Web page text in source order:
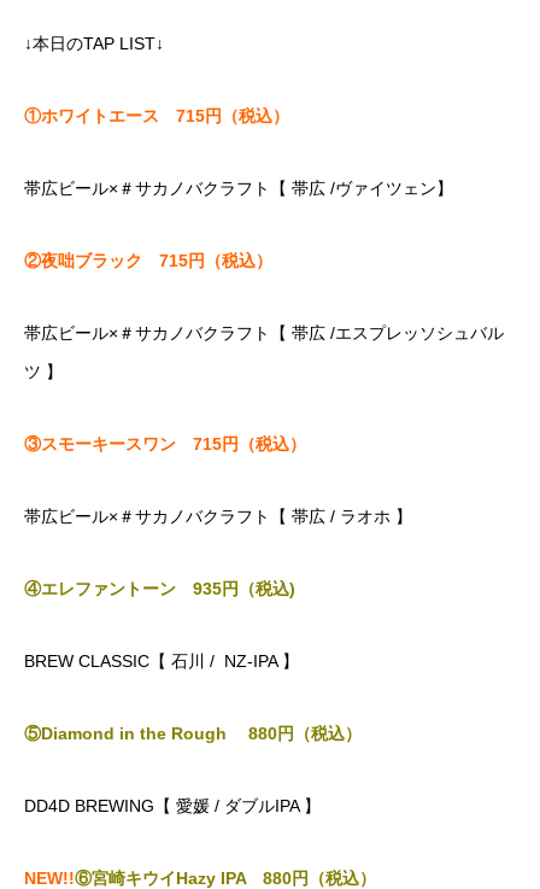
↓本日のTAP LIST↓
①ホワイトエース 715円（税込）
帯広ビール×＃サカノバクラフト【 帯広 /ヴァイツェン】
②夜咄ブラック 715円（税込）
帯広ビール×＃サカノバクラフト【 帯広 /エスプレッソシュバル
ツ 】
③スモーキースワン 715円（税込）
帯広ビール×＃サカノバクラフト【 帯広 / ラオホ 】
④エレファントーン 935円（税込)
BREW CLASSIC【 石川 / NZ-IPA 】
⑤Diamond in the Rough 880円（税込）
DD4D BREWING【 愛媛 / ダブルIPA 】
NEW!!⑥宮崎キウイHazy IPA 880円（税込）